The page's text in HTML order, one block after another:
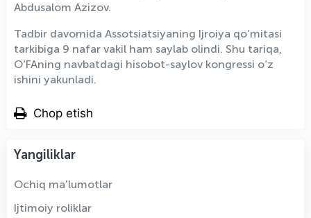
Abdusalom Azizov.
Tadbir davomida Assotsiatsiyaning Ijroiya qo‘mitasi
tarkibiga 9 nafar vakil ham saylab olindi. Shu tariqa,
O‘FAning navbatdagi hisobot-saylov kongressi o‘z
ishini yakunladi.
Chop etish
Yangiliklar
Ochiq ma'lumotlar
Ijtimoiy roliklar